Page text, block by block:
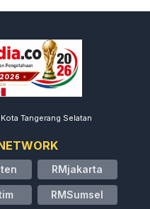
Tangerang Selatan
RMjakarta
RMSumsel